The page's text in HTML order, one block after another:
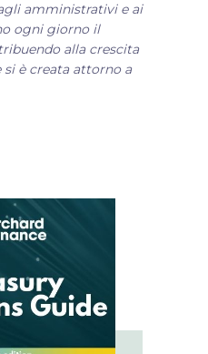
amministrativi e ai
ogni giorno il
alla crescita
è creata attorno a